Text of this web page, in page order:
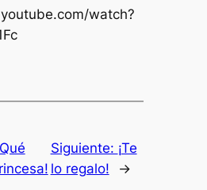
watch?
Siguiente: ¡Te
lo regalo!
→